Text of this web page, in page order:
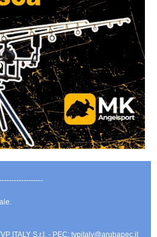
ITALY S.r.l. - PEC: tvpitaly@arubapec.it